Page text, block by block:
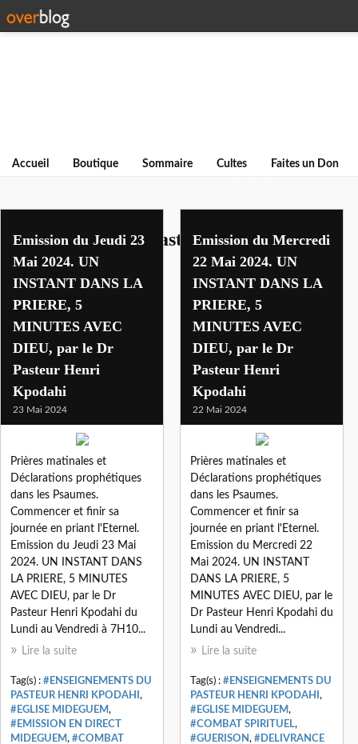
Accueil Boutique Sommaire Cultes Faites un Don
enseignements du pasteur henri kpodahi
Emission du Jeudi 23
Mai 2024. UN
INSTANT DANS LA
PRIERE, 5
MINUTES AVEC
DIEU, par le Dr
Pasteur Henri
Kpodahi
23 Mai 2024
Prières matinales et
Déclarations prophétiques
dans les Psaumes.
Commencer et finir sa
journée en priant l'Eternel.
Emission du Jeudi 23 Mai
2024. UN INSTANT DANS
LA PRIERE, 5 MINUTES
AVEC DIEU, par le Dr
Pasteur Henri Kpodahi du
Lundi au Vendredi à 7H10...
Lire la suite
Tag(s) : #ENSEIGNEMENTS DU
PASTEUR HENRI KPODAHI ,
#EGLISE MIDEGUEM,
#EMISSION EN DIRECT
MIDEGUEM, #COMBAT
Emission du Mercredi
22 Mai 2024. UN
INSTANT DANS LA
PRIERE, 5
MINUTES AVEC
DIEU, par le Dr
Pasteur Henri
Kpodahi
22 Mai 2024
Prières matinales et
Déclarations prophétiques
dans les Psaumes.
Commencer et finir sa
journée en priant l'Eternel.
Emission du Mercredi 22
Mai 2024. UN INSTANT
DANS LA PRIERE, 5
MINUTES AVEC DIEU, par le
Dr Pasteur Henri Kpodahi du
Lundi au Vendredi...
Lire la suite
Tag(s) : #ENSEIGNEMENTS DU
PASTEUR HENRI KPODAHI ,
#EGLISE MIDEGUEM,
#COMBAT SPIRITUEL,
#GUERISON, #DELIVRANCE